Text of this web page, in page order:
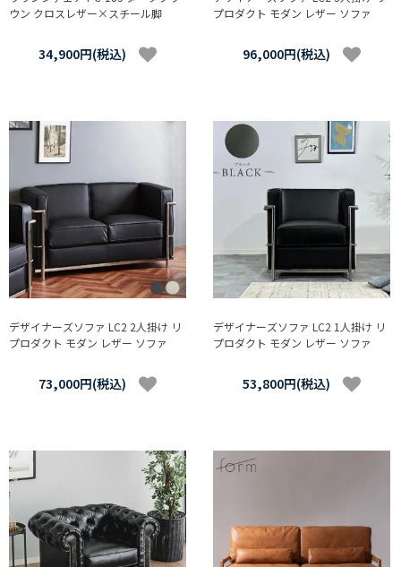
ウン クロスレザー×スチール脚
34,900円(税込)
プロダクト モダン レザー ソファ
96,000円(税込)
デザイナーズソファ LC2 2人掛け リ
プロダクト モダン レザー ソファ
73,000円(税込)
デザイナーズソファ LC2 1人掛け リ
プロダクト モダン レザー ソファ
53,800円(税込)